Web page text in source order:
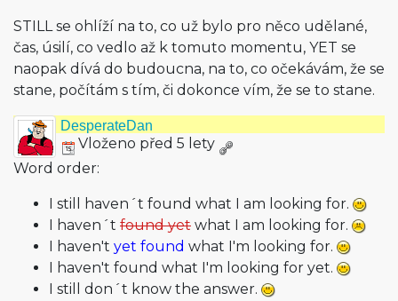
STILL se ohlíží na to, co už bylo pro něco udělané,
čas, úsilí, co vedlo až k tomuto momentu, YET se
naopak dívá do budoucna, na to, co očekávám, že se
stane, počítám s tím, či dokonce vím, že se to stane.
DesperateDan
Vloženo před 5 lety
Word order:
I still haven´t found what I am looking for.
I haven´t found yet what I am looking for.
I haven't yet found what I'm looking for.
I haven't found what I'm looking for yet.
I still don´t know the answer.